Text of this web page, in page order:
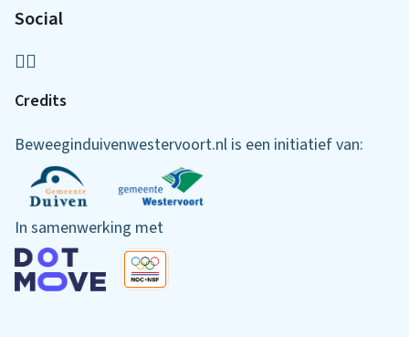
Social
Credits
Beweeginduivenwestervoort.nl is een initiatief van:
In samenwerking met